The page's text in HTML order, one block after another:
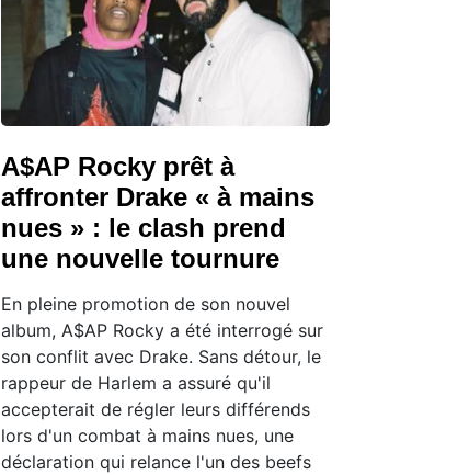
A$AP Rocky prêt à
affronter Drake « à mains
nues » : le clash prend
une nouvelle tournure
En pleine promotion de son nouvel
album, A$AP Rocky a été interrogé sur
son conflit avec Drake. Sans détour, le
rappeur de Harlem a assuré qu'il
accepterait de régler leurs différends
lors d'un combat à mains nues, une
déclaration qui relance l'un des beefs